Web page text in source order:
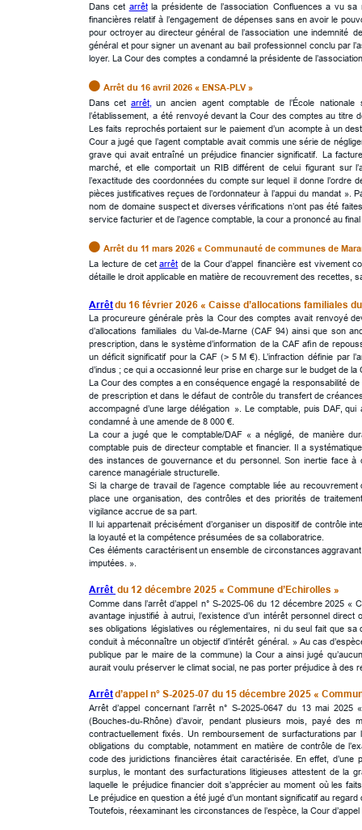
Dans cet arrêt la présidente de l’association Confluences a vu sa
financières relatif à l’engagement de dépenses sans en avoir le
pour octroyer au directeur général de l’association une indemnité de
général et pour signer un avenant au bail professionnel conclu par
loyer. La Cour des comptes a condamné la présidente de
 Arrêt du 16 avril 2026 « ENSA-PLV »
Dans cet arrêt, un ancien agent comptable de l’École nationale
l’établissement, a été renvoyé devant la Cour des comptes au titre
Les faits reprochés portaient sur le paiement d’un acompte à un
Cour a jugé que l’agent comptable avait commis une série de
grave qui avait entraîné un préjudice financier significatif. La
marché, et elle comportait un RIB différent de celui figurant sur
l’exactitude des coordonnées du compte sur lequel il donne l’ordre
pièces justificatives reçues de l’ordonnateur à l’appui du mandat ».
nom de domaine suspectet diverses vérifications n’ont pas été
service facturier et de l’agence comptable, la cour a prononcé au
 Arrêt du 11 mars 2026 « Communauté de communes de
La lecture de cet arrêt de la Cour d’appel financière est vivement
détaille le droit applicable en matière de recouvrement des
Arrêt du 16 février 2026 « Caisse d’allocations familiales
La procureure générale près la Cour des comptes avait renvoyé
d’allocations familiales du Val-de-Marne (CAF 94) ainsi que son
prescription, dans le systèmed’information de la CAF aﬁn de
un déficit significatif pour la CAF (> 5 M €). L’infraction définie par
d’indus ; ce qui a occasionné leur prise en charge sur le budget de la
La Cour des comptes a en conséquence engagé la responsabilité de
de prescription et dans le défaut de contrôle du transfert de
accompagné d’une large délégation ». Le comptable, puis DAF, qui
condamné à une amende de 8 000 €.
La cour a jugé que le comptable/DAF « a négligé, de manière
comptable puis de directeur comptable et financier. Il a
des instances de gouvernance et du personnel. Son inertie face à
carence managériale structurelle.
Si la charge de travail de l’agence comptable liée au recouvrement
place une organisation, des contrôles et des priorités de traitement
vigilance accrue de sa part.
Il lui appartenait précisément d’organiser un dispositif de contrôle
la loyauté et la compétence présumées de sa collaboratrice.
Ces éléments caractérisentun ensemble de circonstances aggravant
imputées. ».
Arrêt du 12 décembre 2025 « Commune d’Echirolles »
Comme dans l’arrêt d’appel n° S-2025-06 du 12 décembre 2025 «
avantage injustifié à autrui, l’existence d’un intérêt personnel direct
ses obligations législatives ou réglementaires, ni du seul fait que sa
conduit à méconnaître un objectif d’intérêt général. » Au cas
publique par le maire de la commune) la Cour a ainsi jugé qu’aucun
aurait voulu préserver le climat social, ne pas porter préjudice à des
Arrêt d’appel n° S-2025-07 du 15 décembre 2025 «
Arrêt d’appel concernant l’arrêt n° S-2025-0647 du 13 mai 2025 «
(Bouches-du-Rhône) d’avoir, pendant plusieurs mois, payé des
contractuellement fixés. Un remboursement de surfacturations par
obligations du comptable, notamment en matière de contrôle de
code des juridictions financières était caractérisée. En effet, d’une
surplus, le montant des surfacturations litigieuses attestent de la
laquelle le préjudice financier doit s’apprécier au moment où les faits
Le préjudice en question a été jugé d’un montant significatif au
Toutefois, réexaminant les circonstances de l’espèce, la Cour